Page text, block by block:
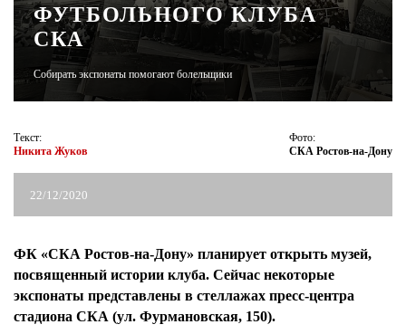
ФУТБОЛЬНОГО КЛУБА
СКА
Собирать экспонаты помогают болельщики
Текст:
Никита Жуков
Фото:
СКА Ростов-на-Дону
22/12/2020
ФК «СКА Ростов-на-Дону» планирует открыть музей,
посвященный истории клуба. Сейчас некоторые
экспонаты представлены в стеллажах пресс-центра
стадиона СКА (ул. Фурмановская, 150).